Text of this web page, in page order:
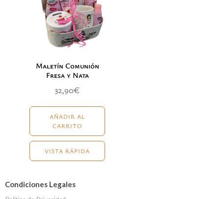
Maletín Comunión
Fresa y Nata
32,90€
AÑADIR AL
CARRITO
VISTA RÁPIDA
Condiciones Legales